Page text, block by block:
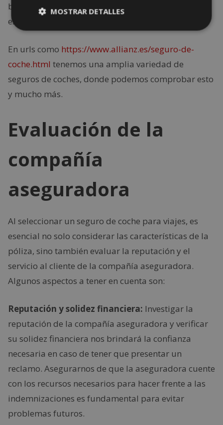
brindará una mayor tranquilidad al saber que
estamos protegidos ante situaciones imprevistas.
En urls como https://www.allianz.es/seguro-de-
coche.html tenemos una amplia variedad de
seguros de coches, donde podemos comprobar esto
y mucho más.
Evaluación de la
compañía
aseguradora
Al seleccionar un seguro de coche para viajes, es
esencial no solo considerar las características de la
póliza, sino también evaluar la reputación y el
servicio al cliente de la compañía aseguradora.
Algunos aspectos a tener en cuenta son:
Reputación y solidez financiera: Investigar la
reputación de la compañía aseguradora y verificar
su solidez financiera nos brindará la confianza
necesaria en caso de tener que presentar un
reclamo. Asegurarnos de que la aseguradora cuente
con los recursos necesarios para hacer frente a las
indemnizaciones es fundamental para evitar
problemas futuros.
MOSTRAR DETALLES